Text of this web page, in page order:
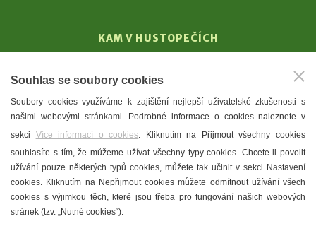
KAM V HUSTOPEČÍCH
T. G. Masaryk
Mandloně
Ubytování
Restaurace
Městské muzeum a galerie
Denní meníčka
Souhlas se soubory cookies
Soubory cookies využíváme k zajištění nejlepší uživatelské zkušenosti s
našimi webovými stránkami. Podrobné informace o cookies naleznete v
sekci Více informací o cookies. Kliknutím na Přijmout všechny cookies
souhlasíte s tím, že můžeme užívat všechny typy cookies. Chcete-li povolit
užívání pouze některých typů cookies, můžete tak učinit v sekci Nastavení
cookies. Kliknutím na Nepřijmout cookies můžete odmítnout užívání všech
cookies s výjimkou těch, které jsou třeba pro fungování našich webových
stránek (tzv. „Nutné cookies“).